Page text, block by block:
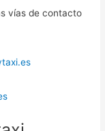
vías de contacto